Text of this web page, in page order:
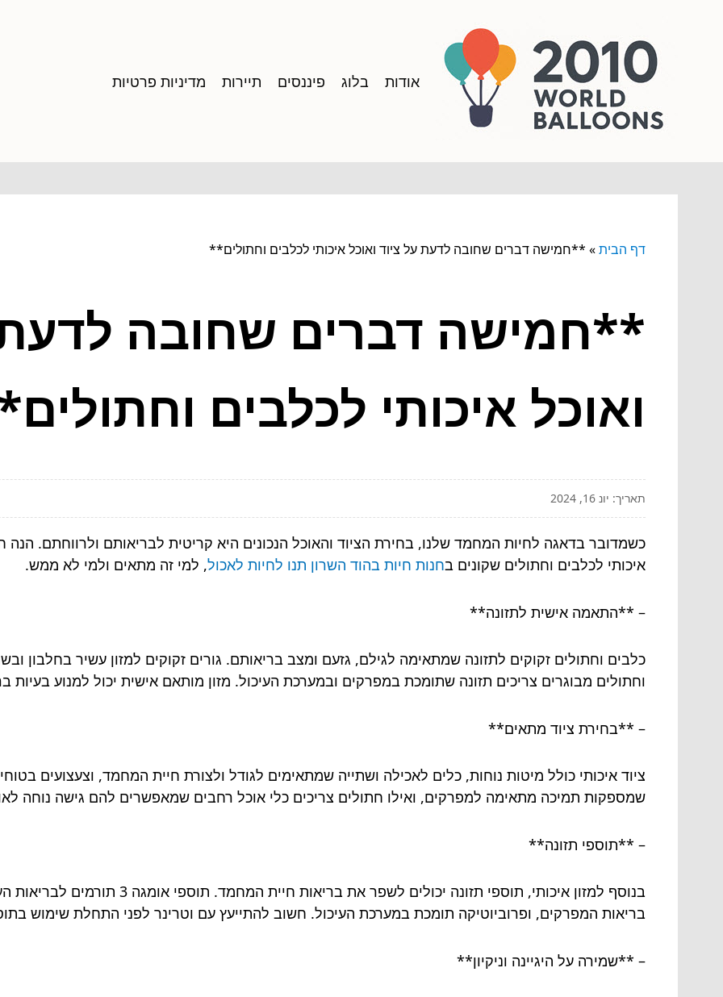
אודות בלוג פיננסים תיירות מדיניות פרטיות
דף הבית» **חמישה דברים שחובה לדעת על ציוד ואוכל איכותי לכלבים וחתולים**
**חמישה דברים שחובה לדעת
ואוכל איכותי לכלבים
תאריך: יונ 16, 2024
כשמדובר בדאגה לחיות המחמד שלנו, בחירת הציוד והאוכל הנכונים היא קריטית לבריאותם ולרווחתם.
איכותי לכלבים וחתולים שקונים בחנות חיות בהוד השרון תנו לחיות לאכול, למי זה מתאים ולמי לא ממש.
– **התאמה אישית לתזונה**
כלבים וחתולים זקוקים לתזונה שמתאימה לגילם, גזעם ומצב בריאותם. גורים זקוקים למזון עשיר בחלבון
וחתולים מבוגרים צריכים תזונה שתומכת במפרקים ובמערכת העיכול. מזון מותאם אישית יכול למנוע בעיות
– **בחירת ציוד מתאים**
ציוד איכותי כולל מיטות נוחות, כלים לאכילה ושתייה שמתאימים לגודל ולצורת חיית המחמד, וצעצועים
שמספקות תמיכה מתאימה למפרקים, ואילו חתולים צריכים כלי אוכל רחבים שמאפשרים להם גישה נוחה
– **תוספי תזונה**
בנוסף למזון איכותי, תוספי תזונה יכולים
בריאות המפרקים, ופרוביוטיקה תומכת במערכת העיכול. חשוב להתייעץ עם וטרינר לפני התחלת שימוש
– **שמירה על היגיינה וניקיון**